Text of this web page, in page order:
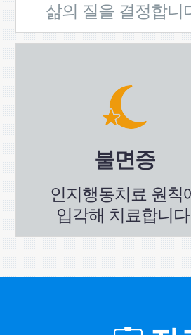
삶의 질을 결정합니
불면증
인지행동치료 원칙
입각해 치료합니